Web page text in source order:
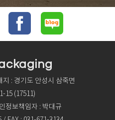
: 경기도 안성시 삼죽면
15 (17511)
정보책임자 : 박대규